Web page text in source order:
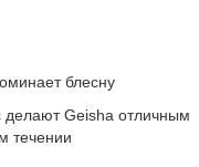
блесну
Geisha отличным
течении